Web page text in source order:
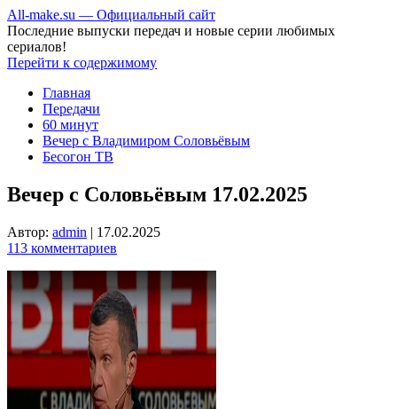
All-make.su — Официальный сайт
Последние выпуски передач и новые серии любимых
сериалов!
Перейти к содержимому
Главная
Передачи
60 минут
Вечер с Владимиром Соловьёвым
Бесогон ТВ
Вечер с Соловьёвым 17.02.2025
Автор: admin | 17.02.2025
113 комментариев